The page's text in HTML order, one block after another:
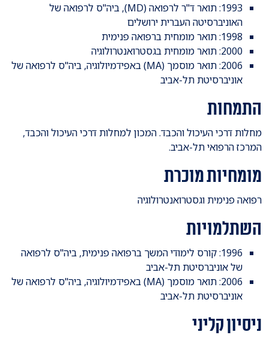
1993: תואר ד"ר לרפואה (MD), ביה"ס לרפואה של
האוניברסיטה העברית ירושלים
1998: תואר מומחית ברפואה פנימית
2000: תואר מומחית בגסטרואנטרולוגיה
2006: תואר מוסמך (MA) באפידמיולוגיה, ביה"ס לרפואה של
אוניברסיטת תל-אביב
התמחות
מחלות דרכי העיכול והכבד. המכון למחלות דרכי העיכול והכבד,
המרכז הרפואי תל-אביב.
מומחיות מוכרת
רפואה פנימית וגסטרואנטרולוגיה
השתלמויות
1996: קורס לימודי המשך ברפואה פנימית, ביה"ס לרפואה
של אוניברסיטת תל-אביב
2006: תואר מוסמך (MA) באפידמיולוגיה, ביה"ס לרפואה של
אוניברסיטת תל-אביב
ניסיון קליני